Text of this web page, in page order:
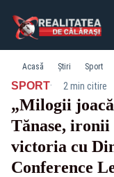
Acasă Știri Sport
SPORT· 2 min citire
„Milogii
Tănase, ironii
victoria cu
Conference